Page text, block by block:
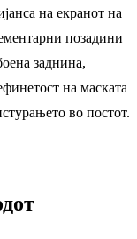
на екранот на
позадини
заднина,
на маската
во постот.